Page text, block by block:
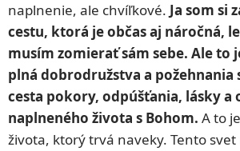
naplnenie, ale chvíľkové. Ja som si
cestu, ktorá je občas aj náročná,
musím zomierať sám sebe. Ale to
plná dobrodružstva a požehnania
cesta pokory, odpúšťania, lásky a
naplneného života s Bohom. A to
života, ktorý trvá naveky. Tento